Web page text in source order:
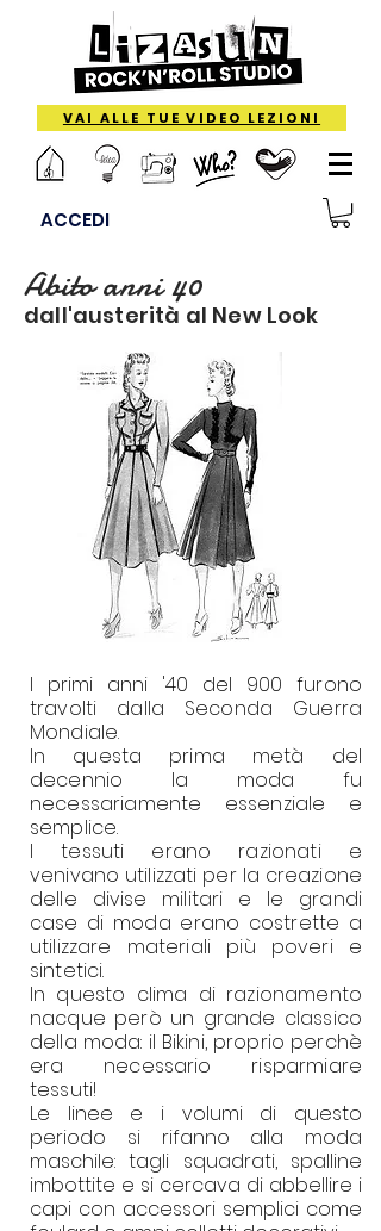
VAI ALLE TUE VIDEO LEZIONI
ACCEDI
dall'austerità al New Look
Abito anni 40
I primi anni '40 del 900 furono
travolti dalla Seconda Guerra
Mondiale.
In questa prima metà del
decennio la moda fu
necessariamente essenziale e
semplice.
I tessuti erano razionati e
venivano utilizzati per la creazione
delle divise militari e le grandi
case di moda erano costrette a
utilizzare materiali più poveri e
sintetici.
In questo clima di razionamento
nacque però un grande classico
della moda: il Bikini, proprio perchè
era necessario risparmiare
tessuti!
Le linee e i volumi di questo
periodo si rifanno alla moda
maschile: tagli squadrati, spalline
imbottite e si cercava di abbellire i
capi con accessori semplici come